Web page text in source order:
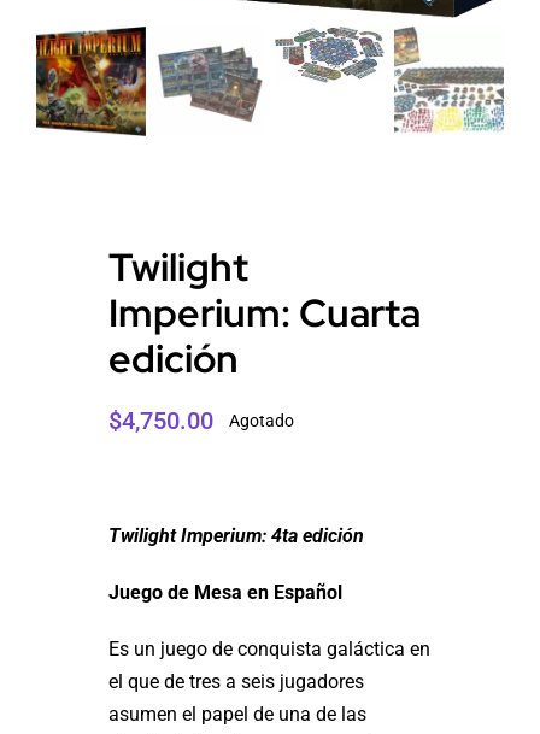
Twilight
Imperium: Cuarta
edición
$4,750.00 Agotado
Twilight Imperium: 4ta edición
Juego de Mesa en Español
Es un juego de conquista galáctica en
el que de tres a seis jugadores
asumen el papel de una de las